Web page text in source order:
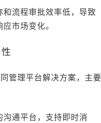
流程审批效率低，导致
市场变化。
管理平台解决方案，主
通平台，支持即时消